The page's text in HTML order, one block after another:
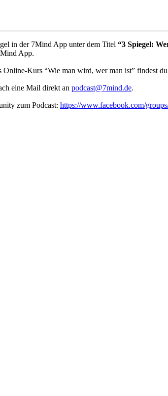
in der 7Mind App unter dem Titel “3 Spiegel:
App.
Online-Kurs “Wie man wird, wer man ist” findest du
eine Mail direkt an podcast@7mind.de.
zum Podcast: https://www.facebook.com/